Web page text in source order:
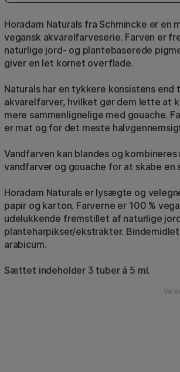
Horadam Naturals fra Schmincke er en
vegansk akvarelfarveserie. Farven er
naturlige jord- og plantebaserede
giver en let kornet overflade.
Naturals har en tykkere konsistens end
akvarelfarver, hvilket gør dem lette at
mere sammenlignelige med gouache.
er mat og for det meste
Vandfarven kan blandes og kombineres
vandfarver og gouache for at skabe en
Horadam Naturals er lysægte og
papir og karton. Farverne er 100 %
udelukkende fremstillet af naturlige
planteharpikser/ekstrakter.
arabicum.
Sættet indeholder 3 tuber á 5 ml.